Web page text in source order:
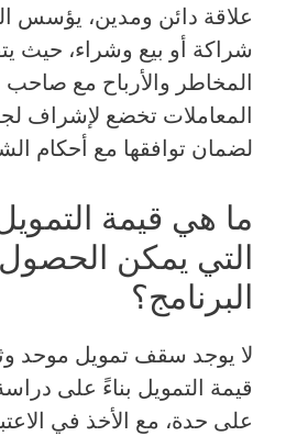
علاقة دائن ومدين، يؤسس
شراكة أو بيع وشراء، حيث
المخاطر والأرباح مع
المعاملات تخضع لإشراف
لضمان توافقها مع أحكام
ما هي قيمة
التي يمكن الحصول
البرنامج؟
لا يوجد سقف تمويل موحد
قيمة التمويل بناءً على
على حدة، مع الأخذ في